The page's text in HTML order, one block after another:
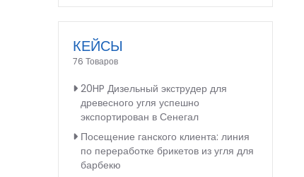
КЕЙСЫ
76 Товаров
20HP Дизельный экструдер для
древесного угля успешно
экспортирован в Сенегал
Посещение ганского клиента: линия
по переработке брикетов из угля для
барбекю